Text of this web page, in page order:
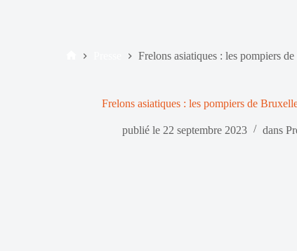
Frelons asiatiques : les pompiers
Frelons asiatiques : les pompiers de
publié le 22 septembre 2023 dans